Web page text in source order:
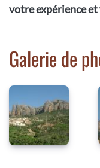
votre expérience
Galerie de